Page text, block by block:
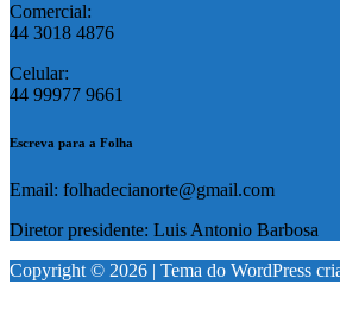
Comercial:
44 3018 4876
Celular:
44 99977 9661
Escreva para a Folha
Email: folhadecianorte@gmail.com
Diretor presidente: Luis Antonio Barbosa
Copyright © 2026 | Tema do WordPress